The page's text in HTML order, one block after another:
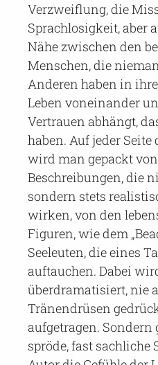
Verzweiflung, die
Sprachlosigkeit, aber
Nähe zwischen den
Menschen, die
Anderen haben in
Leben voneinander
Vertrauen abhängt,
haben. Auf jeder Seite
wird man gepackt
Beschreibungen, die
sondern stets
wirken, von den
Figuren, wie dem
Seeleuten, die eines
auftauchen. Dabei
überdramatisiert, nie
Tränendrüsen
aufgetragen. Sondern
spröde, fast sachliche